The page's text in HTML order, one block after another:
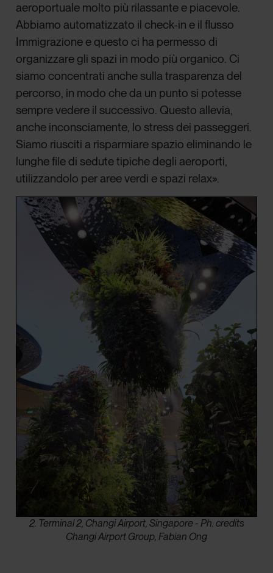
aeroportuale molto più rilassante e piacevole.
Abbiamo automatizzato il check-in e il flusso
Immigrazione e questo ci ha permesso di
organizzare gli spazi in modo più organico. Ci
siamo concentrati anche sulla trasparenza del
percorso, in modo che da un punto si potesse
sempre vedere il successivo. Questo allevia,
anche inconsciamente, lo stress dei passeggeri.
Siamo riusciti a risparmiare spazio eliminando le
lunghe file di sedute tipiche degli aeroporti,
utilizzandolo per aree verdi e spazi relax».
2. Terminal 2, Changi Airport, Singapore - Ph. credits
Changi Airport Group, Fabian Ong